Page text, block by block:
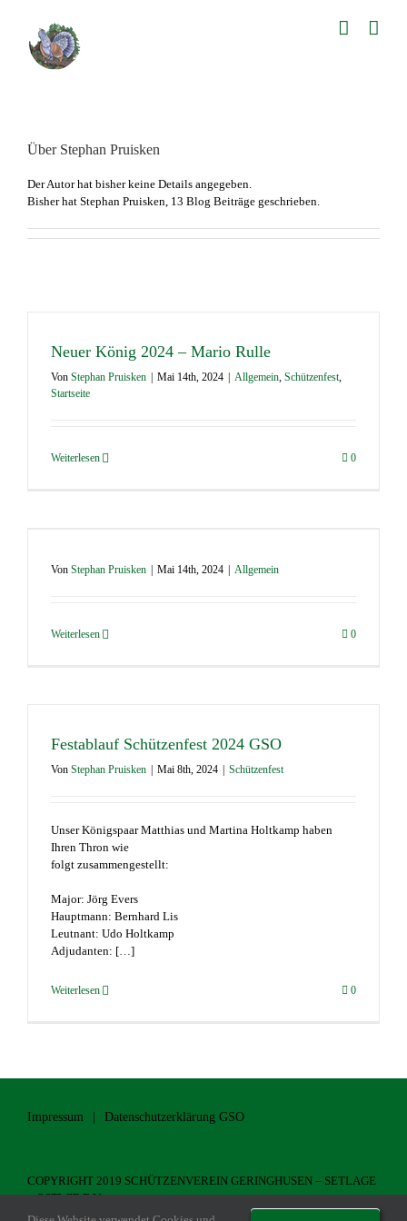
springen
Über Stephan Pruisken
Der Autor hat bisher keine Details angegeben.
Bisher hat Stephan Pruisken, 13 Blog Beiträge geschrieben.
Neuer König 2024 – Mario Rulle
Von Stephan Pruisken Mai 14th, 2024 Allgemein, Schützenfest,
Startseite
Weiterlesen 0
Von Stephan Pruisken Mai 14th, 2024 Allgemein
Weiterlesen 0
Festablauf Schützenfest 2024 GSO
Von Stephan Pruisken Mai 8th, 2024 Schützenfest
Unser Königspaar Matthias und Martina Holtkamp haben
Ihren Thron wie
folgt zusammengestellt:
Major: Jörg Evers
Hauptmann: Bernhard Lis
Leutnant: Udo Holtkamp
Adjudanten: […]
Weiterlesen 0
Impressum Datenschutzerklärung GSO
COPYRIGHT 2019 SCHÜTZENVEREIN GERINGHUSEN – SETLAGE
– OSTWIE E.V.